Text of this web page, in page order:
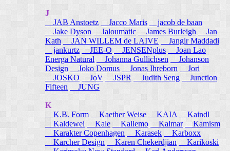
J
JAB Anstoetz
Jacco Maris
jacob de baan
Jake Dyson
Jaloumatic James Burleigh
Jan
Kath
JAN WILLEM de LAIVE
Jangir Maddadi
jankurtz JEE-O JENSENplus
Joan Lao
Energa Natural
Johanna Gullichsen
Johanson
Design
Joko Domus Jonas Ihreborn
Jori
JOSKO
JoV JSPR Judith Seng
Junction
Fifteen
JUNG
K
K.B. Form
Kaether Weise KAIA
Kaindl
Kaldewei
Kale Kallemo Kalmar
Kamism
Karakter Copenhagen
Karasek
Karboxx
Karcher Design
Karen Chekerdjian
Karikoski